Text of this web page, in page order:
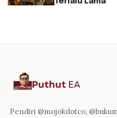
Pendiri @mojokdotco,